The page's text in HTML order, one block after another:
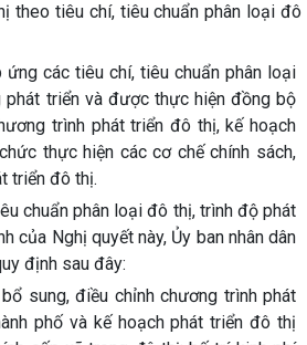
theo tiêu chí, tiêu chuẩn phân loại đô
các tiêu chí, tiêu chuẩn phân loại
triển và được thực hiện đồng bộ
trình phát triển đô thị, kế hoạch
thực hiện các cơ chế chính sách,
triển đô thị.
chuẩn phân loại đô thị, trình độ phát
của Nghị quyết này, Ủy ban nhân dân
định sau đây:
sung, điều chỉnh chương trình phát
phố và kế hoạch phát triển đô thị